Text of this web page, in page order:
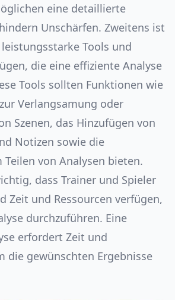
eine detaillierte
Unschärfen. Zweitens ist
Tools und
die eine effiziente Analyse
Tools sollten Funktionen wie
Verlangsamung oder
Szenen, das Hinzufügen von
Notizen sowie die
von Analysen bieten.
dass Trainer und Spieler
Zeit und Ressourcen verfügen,
durchzuführen. Eine
erfordert Zeit und
die gewünschten Ergebnisse